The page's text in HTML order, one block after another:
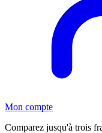
Mon compte
Comparez jusqu'à trois